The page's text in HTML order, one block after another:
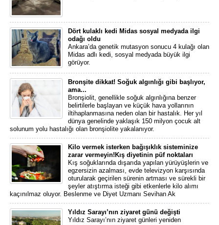
Dört kulaklı kedi Midas sosyal medyada ilgi
odağı oldu
Ankara’da genetik mutasyon sonucu 4 kulağı olan
Midas adlı kedi, sosyal medyada büyük ilgi
görüyor.
Bronşite dikkat! Soğuk algınlığı gibi başlıyor,
ama...
Bronşiolit, genellikle soğuk algınlığına benzer
belirtilerle başlayan ve küçük hava yollarının
iltihaplanmasına neden olan bir hastalık. Her yıl
dünya genelinde yaklaşık 150 milyon çocuk alt
solunum yolu hastalığı olan bronşiolite yakalanıyor.
Kilo vermek isterken bağışıklık sisteminize
zarar vermeyin!Kış diyetinin püf noktaları
Kış soğuklarında dışarıda yapılan yürüyüşlerin ve
egzersizin azalması, evde televizyon karşısında
oturularak geçirilen sürenin artması ve sürekli bir
şeyler atıştırma isteği gibi etkenlerle kilo alımı
kaçınılmaz oluyor. Beslenme ve Diyet Uzmanı Sevihan Ak
Yıldız Sarayı’nın ziyaret günü değişti
Yıldız Sarayı’nın ziyaret günleri yeniden